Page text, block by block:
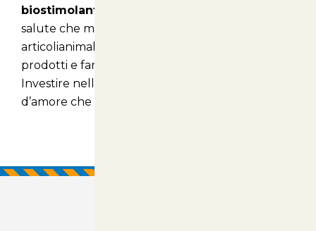
biostimolante algale
salute che merita. . Acquistalo sul nostro sito
articolianimali.net
prodotti e fare un acquisto consapevole.
Investire nella salute del tuo animale è un gesto
d’amore che ripagherà in gioia e compagnia!